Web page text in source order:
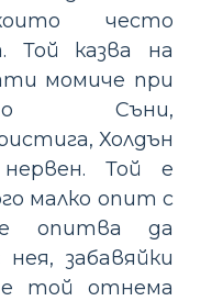
често
Той казва на
момиче при
Съни,
Холдън
Той е
малко опит с
опитва да
забавяйки
той отнема